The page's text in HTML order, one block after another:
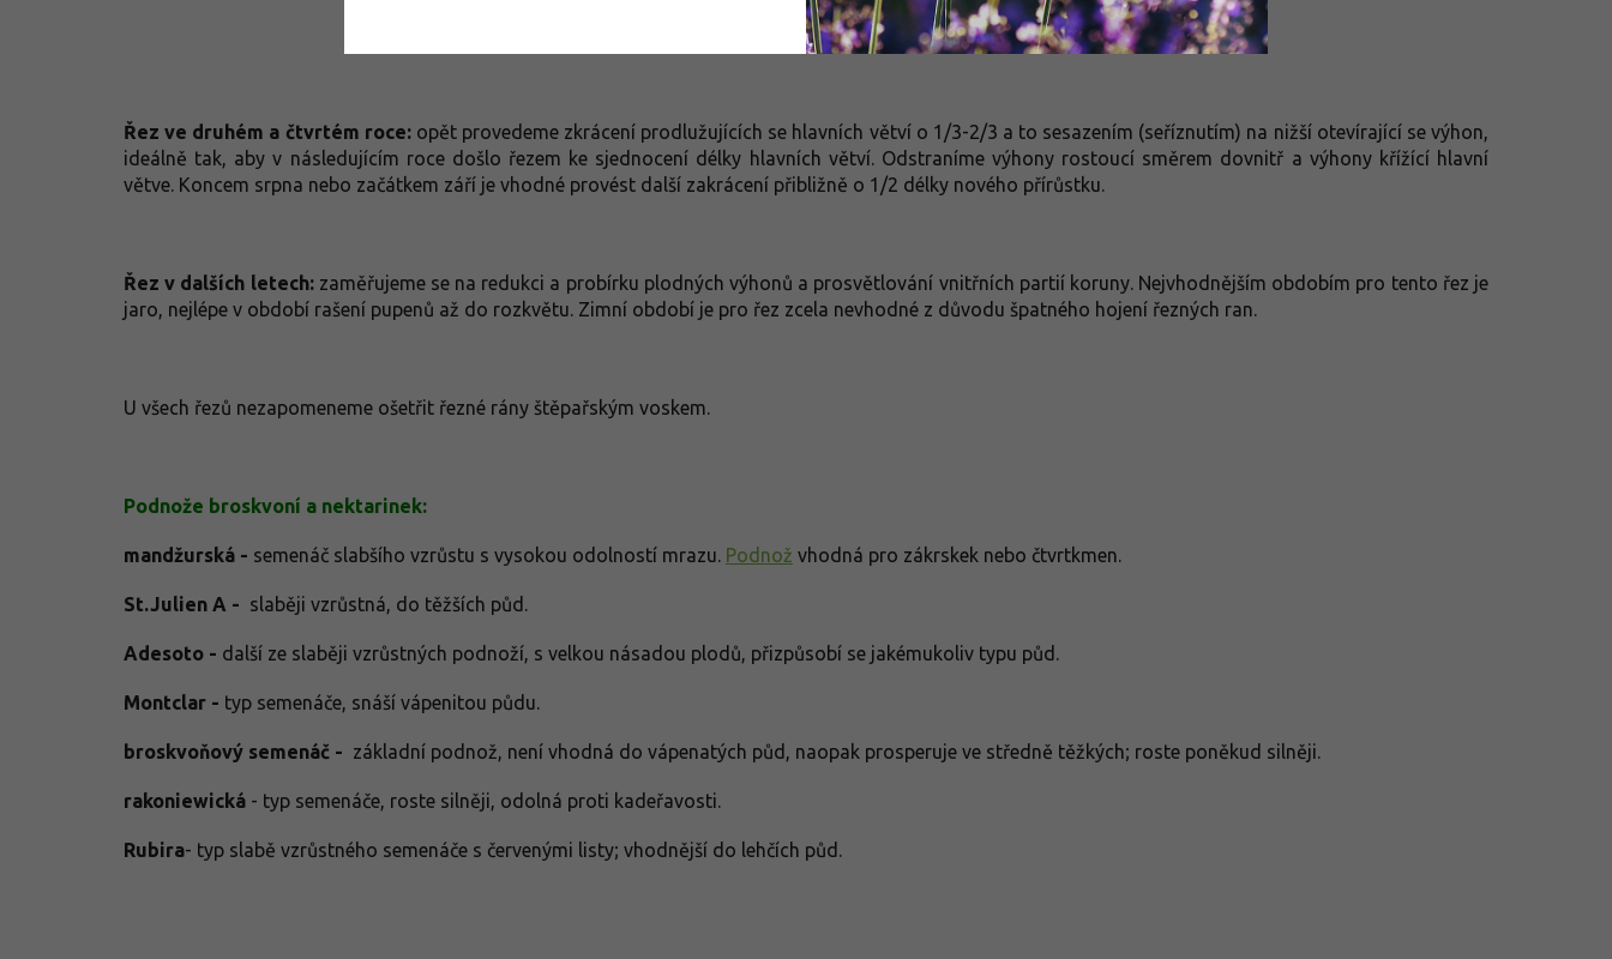
Řez ve druhém a čtvrtém roce: opět provedeme zkrácení prodlužujících se hlavních větví o 1/3-2/3 a to sesazením (seříznutím) na nižší otevírající se výhon,
ideálně tak, aby v následujícím roce došlo řezem ke sjednocení délky hlavních větví. Odstraníme výhony rostoucí směrem dovnitř a výhony křížící hlavní
větve. Koncem srpna nebo začátkem září je vhodné provést další zakrácení přibližně o 1/2 délky nového přírůstku.
Řez v dalších letech: zaměřujeme se na redukci a probírku plodných výhonů a prosvětlování vnitřních partií koruny. Nejvhodnějším obdobím pro tento řez je
jaro, nejlépe v období rašení pupenů až do rozkvětu. Zimní období je pro řez zcela nevhodné z důvodu špatného hojení řezných ran.
U všech řezů nezapomeneme ošetřit řezné rány štěpařským voskem.
Podnože broskvoní a nektarinek:
mandžurská - semenáč slabšího vzrůstu s vysokou odolností mrazu. Podnož vhodná pro zákrskek nebo čtvrtkmen.
St.Julien A - slaběji vzrůstná, do těžších půd.
Adesoto - další ze slaběji vzrůstných podnoží, s velkou násadou plodů, přizpůsobí se jakémukoliv typu půd.
Montclar - typ semenáče, snáší vápenitou půdu.
broskvoňový semenáč - základní podnož, není vhodná do vápenatých půd, naopak prosperuje ve středně těžkých; roste poněkud silněji.
rakoniewická - typ semenáče, roste silněji, odolná proti kadeřavosti.
Rubira- typ slabě vzrůstného semenáče s červenými listy; vhodnější do lehčích půd.